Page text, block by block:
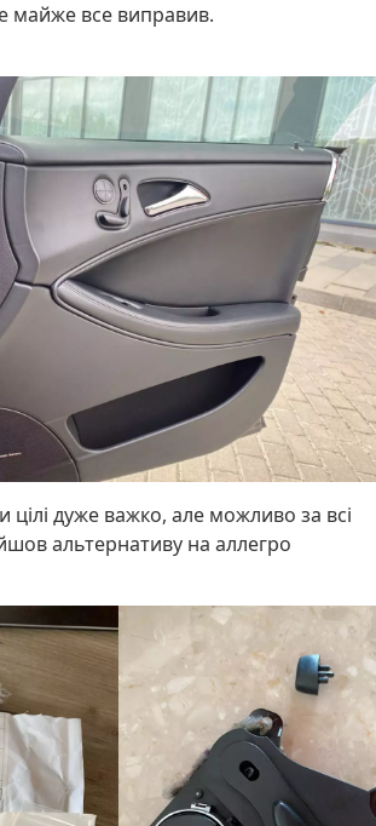
майже все виправив.
цілі дуже важко, але можливо за всі
альтернативу на аллегро